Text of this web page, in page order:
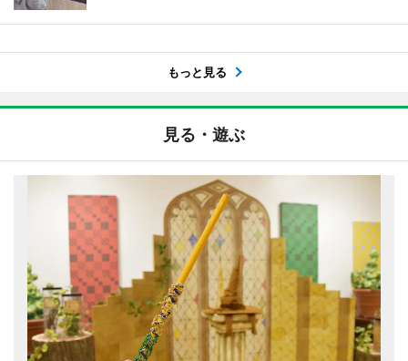
もっと見る
見る・遊ぶ